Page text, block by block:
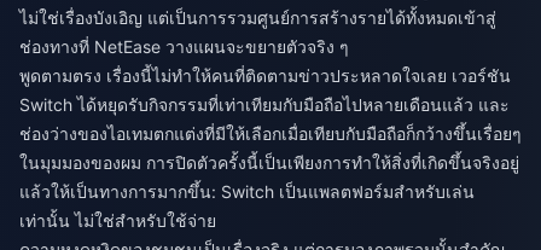
ไม่ใช่เรื่องบังเอิญ แต่เป็นการรวมศูนย์การสร้างรายได้ทั้งหมดเข้าสู่
ช่องทางที่ NetEase วางแผนจะขยายตัวจริง ๆ
พูดตามตรง เรื่องนี้ไม่ทำให้คนที่ติดตามข่าวประหลาดใจเลย เวอร์ชัน
Switch ได้หยุดรับกิจกรรมที่เท่าเทียมกับมือถือไปหลายเดือนแล้ว และ
ช่องว่างของไอเทมตกแต่งที่มีให้เลือกเมื่อเทียบกับมือถือก็กว้างขึ้นเรื่อยๆ
ในมุมมองของผม การปิดตัวครั้งนี้เป็นเพียงการทำให้สิ่งที่เกิดขึ้นจริงอยู่
แล้วให้เป็นทางการมากขึ้น: Switch เป็นแพลตฟอร์มสำหรับเล่น
เท่านั้น ไม่ใช่สำหรับใช้จ่าย